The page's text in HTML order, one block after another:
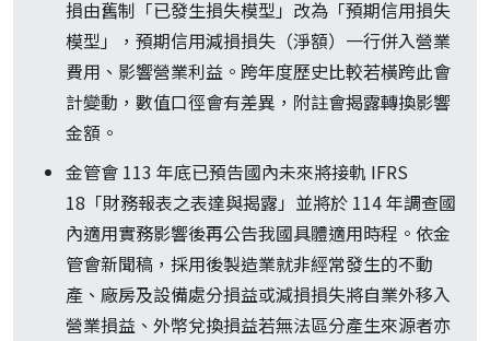
損由舊制「已發生損失模型」改為「預期信用損失
模型」，預期信用減損損失（淨額）一行併入營業
費用、影響營業利益。跨年度歷史比較若橫跨此會
計變動，數值口徑會有差異，附註會揭露轉換影響
金額。
金管會 113 年底已預告國內未來將接軌 IFRS
18「財務報表之表達與揭露」並將於 114 年調查國
內適用實務影響後再公告我國具體適用時程。依金
管會新聞稿，採用後製造業就非經常發生的不動
產、廠房及設備處分損益或減損損失將自業外移入
營業損益、外幣兌換損益若無法區分產生來源者亦